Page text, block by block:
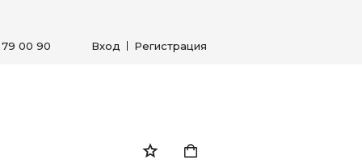
79 00 90 Вход Регистрация